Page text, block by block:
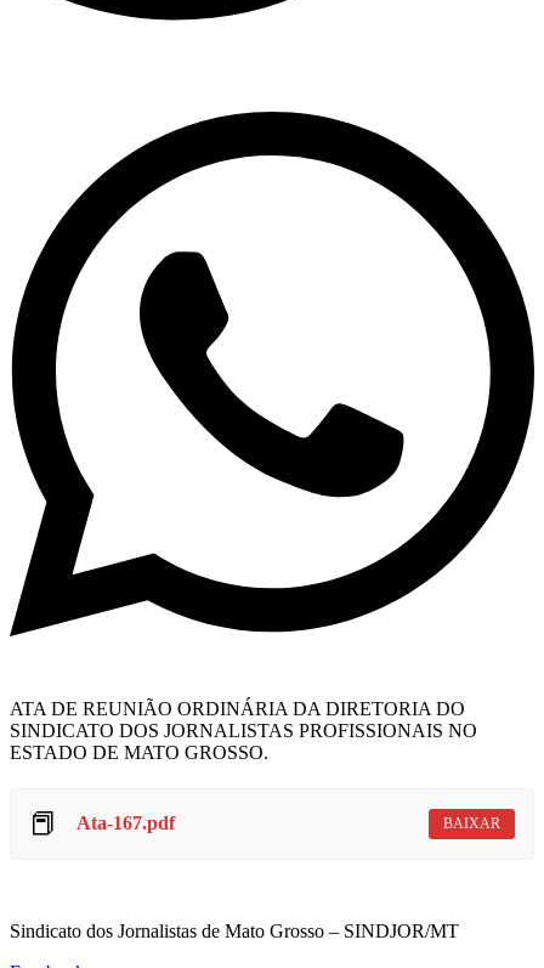
ATA DE REUNIÃO ORDINÁRIA DA DIRETORIA DO
SINDICATO DOS JORNALISTAS PROFISSIONAIS NO
ESTADO DE MATO GROSSO.
📕 Ata-167.pdf BAIXAR
Sindicato dos Jornalistas de Mato Grosso – SINDJOR/MT